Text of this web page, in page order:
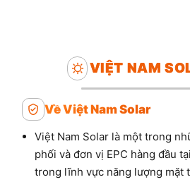
VIỆT NAM
Về Việt Nam Solar
Việt Nam Solar là một trong
phối và đơn vị EPC hàng đầu
trong lĩnh vực năng lượng mặt